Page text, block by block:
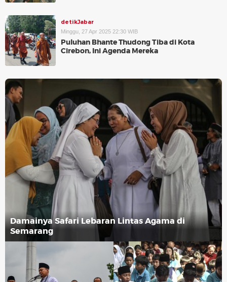
detikJabar
Minggu, 27 Apr 2025 22:30 WIB
Puluhan Bhante Thudong Tiba di Kota
Cirebon, Ini Agenda Mereka
Damainya Safari Lebaran Lintas Agama di
Semarang